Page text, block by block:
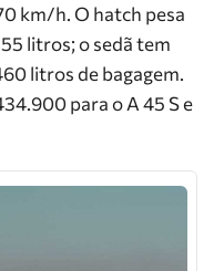
km/h. O hatch pesa
litros; o sedã tem
litros de bagagem.
para o A 45 S e